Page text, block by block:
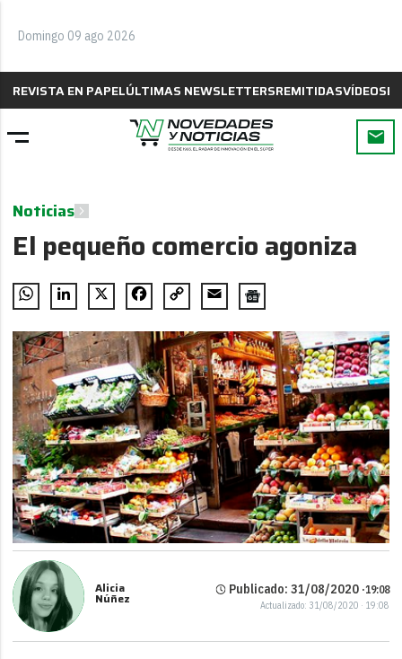
Domingo 09 ago 2026
REVISTA EN PAPELÚLTIMAS NEWSLETTERSREMITIDASVÍDEOS
Noticias
El pequeño comercio agoniza
WhatsAppLinkedIn
X FacebookCopy
Email
Alicia
Núñez
Publicado: 31/08/2020 ·19:08
Actualizado: 31/08/2020 · 19:08